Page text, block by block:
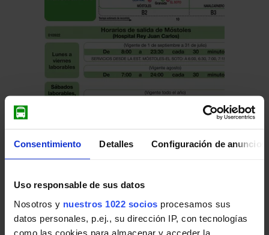
Consentimiento Detalles Configuración de anuncios
Uso responsable de sus datos
Nosotros y nuestros 1022 socios procesamos sus
datos personales, p.ej., su dirección IP, con tecnologías
como las cookies para almacenar y acceder la
Pulsa en la imagen para mostrar el